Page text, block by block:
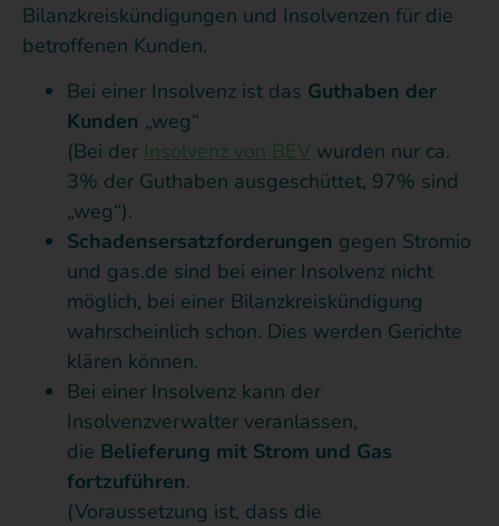
Bilanzkreiskündigungen und Insolvenzen für die
betroffenen Kunden.
Bei einer Insolvenz ist das Guthaben der
Kunden „weg“
(Bei der Insolvenz von BEV wurden nur ca.
3% der Guthaben ausgeschüttet, 97% sind
„weg“).
Schadensersatzforderungen gegen Stromio
und gas.de sind bei einer Insolvenz nicht
möglich, bei einer Bilanzkreiskündigung
wahrscheinlich schon. Dies werden Gerichte
klären können.
Bei einer Insolvenz kann der
Insolvenzverwalter veranlassen,
die Belieferung mit Strom und Gas
fortzuführen.
(Voraussetzung ist, dass die